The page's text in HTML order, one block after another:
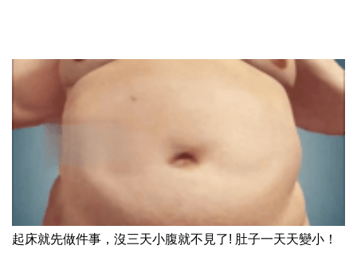
起床就先做件事，沒三天小腹就不見了! 肚子一天天變小！